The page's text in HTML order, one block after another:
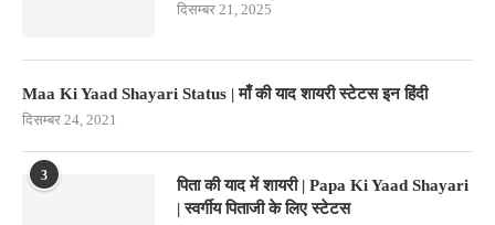
दिसम्बर 21, 2025
Maa Ki Yaad Shayari Status | माँ की याद शायरी स्टेटस इन हिंदी
दिसम्बर 24, 2021
3
पिता की याद में शायरी | Papa Ki Yaad Shayari
| स्वर्गीय पिताजी के लिए स्टेटस